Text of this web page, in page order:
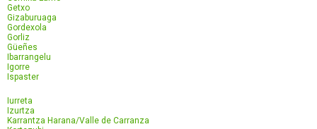
Getxo
Gizaburuaga
Gordexola
Gorliz
Güeñes
Ibarrangelu
Igorre
Ispaster
Iurreta
Izurtza
Karrantza Harana/Valle de Carranza